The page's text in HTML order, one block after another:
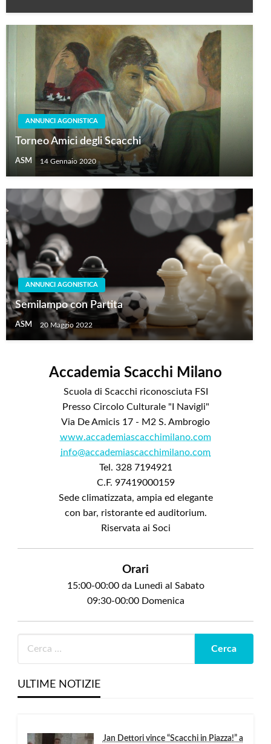
ANNUNCI AGONISTICA
Torneo Amici degli Scacchi
ASM 14 Gennaio 2020
ANNUNCI AGONISTICA
Semilampo con Partita
ASM 20 Maggio 2022
Accademia Scacchi Milano
Scuola di Scacchi riconosciuta FSI
Presso Circolo Culturale "I Navigli"
Via De Amicis 17 - M2 S. Ambrogio
www.accademiascacchimilano.com
info@accademiascacchimilano.com
Tel. 328 7194921
C.F. 97419000159
Sede climatizzata, ampia ed elegante
con bar, ristorante ed auditorium.
Riservata ai Soci
Orari
15:00-00:00 da Lunedì al Sabato
09:30-00:00 Domenica
ULTIME NOTIZIE
Jan Dettori vince “Scacchi in Piazza!” a